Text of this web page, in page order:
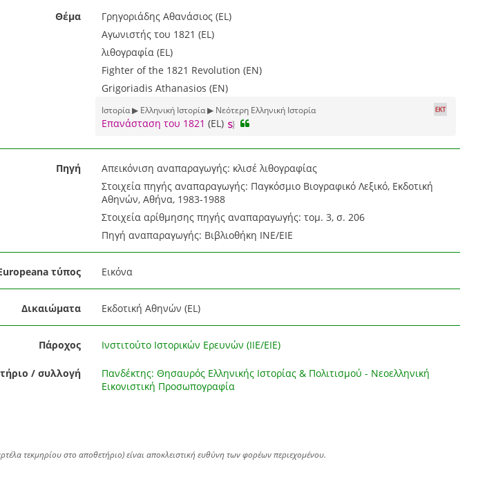
Θέμα
Γρηγοριάδης Αθανάσιος (EL)
Αγωνιστής του 1821 (EL)
λιθογραφία (EL)
Fighter of the 1821 Revolution (EN)
Grigoriadis Athanasios (EN)
Ιστορία ▶ Ελληνική Ιστορία ▶ Νεότερη Ελληνική Ιστορία
Επανάσταση του 1821 (EL)
Πηγή
Απεικόνιση αναπαραγωγής: κλισέ λιθογραφίας
Στοιχεία πηγής αναπαραγωγής: Παγκόσμιο Βιογραφικό Λεξικό, Εκδοτική
Αθηνών, Αθήνα, 1983-1988
Στοιχεία αρίθμησης πηγής αναπαραγωγής: τομ. 3, σ. 206
Πηγή αναπαραγωγής: Βιβλιοθήκη ΙΝΕ/ΕΙΕ
τύπος Εικόνα
Δικαιώματα Εκδοτική Αθηνών (EL)
Πάροχος Ινστιτούτο Ιστορικών Ερευνών (ΙΙΕ/ΕΙΕ)
/ συλλογή
Πανδέκτης: Θησαυρός Ελληνικής Ιστορίας & Πολιτισμού - Νεοελληνική
Εικονιστική Προσωπογραφία
τεκμηρίου στο αποθετήριο) είναι αποκλειστική ευθύνη των φορέων περιεχομένου.